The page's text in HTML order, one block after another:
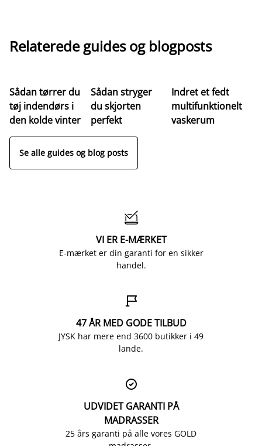
Relaterede guides og blogposts
Sådan tørrer du
tøj indendørs i
den kolde vinter
Sådan stryger
du skjorten
perfekt
Indret et fedt
multifunktionelt
vaskerum
Se alle guides og blog posts

VI ER E-MÆRKET
E-mærket er din garanti for en sikker
handel.

47 ÅR MED GODE TILBUD
JYSK har mere end 3600 butikker i 49
lande.

UDVIDET GARANTI PÅ
MADRASSER
25 års garanti på alle vores GOLD